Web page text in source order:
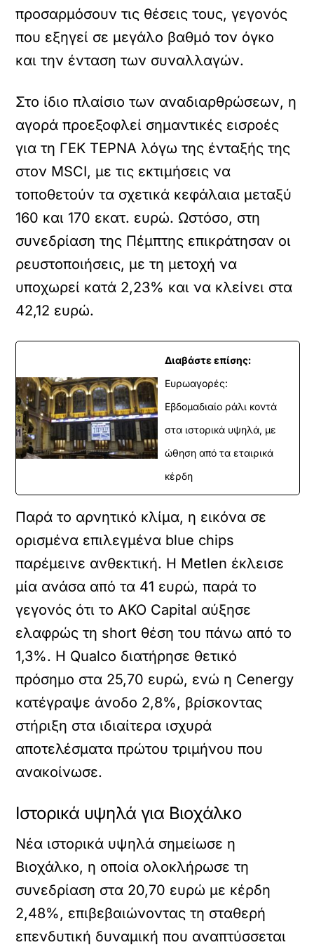
προσαρμόσουν τις θέσεις τους, γεγονός
που εξηγεί σε μεγάλο βαθμό τον όγκο
και την ένταση των συναλλαγών.
Στο ίδιο πλαίσιο των αναδιαρθρώσεων, η
αγορά προεξοφλεί σημαντικές εισροές
για τη ΓΕΚ ΤΕΡΝΑ λόγω της ένταξής της
στον MSCI, με τις εκτιμήσεις να
τοποθετούν τα σχετικά κεφάλαια μεταξύ
160 και 170 εκατ. ευρώ. Ωστόσο, στη
συνεδρίαση της Πέμπτης επικράτησαν οι
ρευστοποιήσεις, με τη μετοχή να
υποχωρεί κατά 2,23% και να κλείνει στα
42,12 ευρώ.
Διαβάστε επίσης:
Ευρωαγορές:
Εβδομαδιαίο ράλι κοντά
στα ιστορικά υψηλά, με
ώθηση από τα εταιρικά
κέρδη
Παρά το αρνητικό κλίμα, η εικόνα σε
ορισμένα επιλεγμένα blue chips
παρέμεινε ανθεκτική. Η Metlen έκλεισε
μία ανάσα από τα 41 ευρώ, παρά το
γεγονός ότι το AKO Capital αύξησε
ελαφρώς τη short θέση του πάνω από το
1,3%. Η Qualco διατήρησε θετικό
πρόσημο στα 25,70 ευρώ, ενώ η Cenergy
κατέγραψε άνοδο 2,8%, βρίσκοντας
στήριξη στα ιδιαίτερα ισχυρά
αποτελέσματα πρώτου τριμήνου που
ανακοίνωσε.
Ιστορικά υψηλά για Βιοχάλκο
Νέα ιστορικά υψηλά σημείωσε η
Βιοχάλκο, η οποία ολοκλήρωσε τη
συνεδρίαση στα 20,70 ευρώ με κέρδη
2,48%, επιβεβαιώνοντας τη σταθερή
επενδυτική δυναμική που αναπτύσσεται